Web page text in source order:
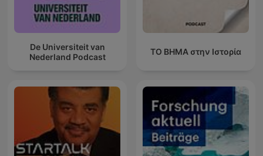
De Universiteit van
Nederland Podcast
ΤΟ ΒΗΜΑ στην Ιστορία